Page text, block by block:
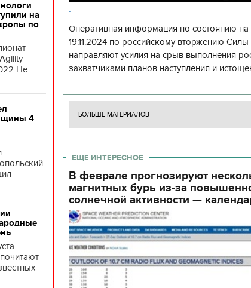
на
по
Не
4
.
Оперативная информация по состоянию
19.11.2024 по российскому вторжению
направляют усилия на срыв выполнения
захватчиками планов наступления и
боевых ст
БОЛЬШЕ МАТЕРИАЛОВ
ЕЩЕ ИНТЕРЕСНОЕ
В феврале прогнозируют
магнитных бурь из-за
солнечной активности —
Времена Руси: как выглядят
декорации к фильму
"Сторожевая застава"